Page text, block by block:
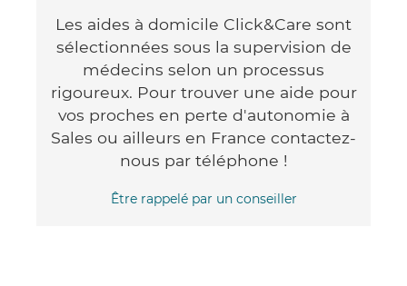
Les aides à domicile Click&Care sont
sélectionnées sous la supervision de
médecins selon un processus
rigoureux. Pour trouver une aide pour
vos proches en perte d'autonomie à
Sales ou ailleurs en France contactez-
nous par téléphone !
Être rappelé par un conseiller